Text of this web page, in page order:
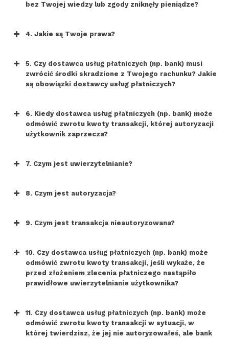
sprzedajesz różne przedmioty za
pośrednictwem internetu
SMS-em
INFOLINII I POTWIERDŹ, CZY
z przesłanych linków
ZAWSZE WERYFIKUJ ADRES STRONY
INTERNETOWEJ, przez którą logujesz
się do bankowości elektronicznej
bez Twojej wiedzy lub zgody zniknęły pieniądze?
4. Jakie są Twoje prawa?
5. Czy dostawca usług płatniczych (np. bank) musi
zwrócić środki skradzione z Twojego rachunku? Jakie
są obowiązki dostawcy usług płatniczych?
6. Kiedy dostawca usług płatniczych (np. bank) może
odmówić zwrotu kwoty transakcji, której autoryzacji
użytkownik zaprzecza?
7. Czym jest uwierzytelnianie?
8. Czym jest autoryzacja?
9. Czym jest transakcja nieautoryzowana?
10. Czy dostawca usług płatniczych (np. bank) może
odmówić zwrotu kwoty transakcji, jeśli wykaże, że
przed złożeniem zlecenia płatniczego nastąpiło
prawidłowe uwierzytelnianie użytkownika?
11. Czy dostawca usług płatniczych (np. bank) może
odmówić zwrotu kwoty transakcji w sytuacji, w
której twierdzisz, że jej nie autoryzowałeś, ale bank